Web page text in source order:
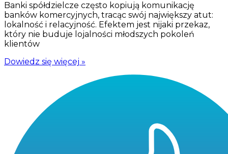
Banki spółdzielcze często kopiują komunikację
banków komercyjnych, tracąc swój największy atut:
lokalność i relacyjność. Efektem jest nijaki przekaz,
który nie buduje lojalności młodszych pokoleń
klientów
Dowiedz się więcej »